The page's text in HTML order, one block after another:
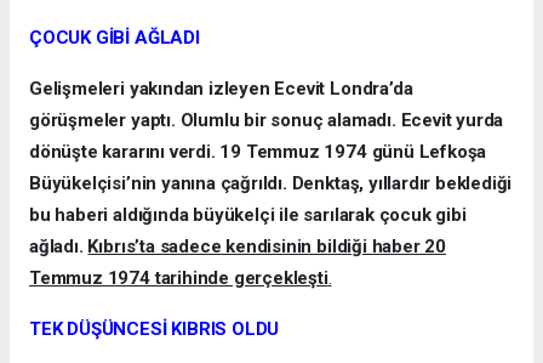
ÇOCUK GİBİ AĞLADI
Gelişmeleri yakından izleyen Ecevit Londra’da
görüşmeler yaptı. Olumlu bir sonuç alamadı. Ecevit yurda
dönüşte kararını verdi. 19 Temmuz 1974 günü Lefkoşa
Büyükelçisi’nin yanına çağrıldı. Denktaş, yıllardır beklediği
bu haberi aldığında büyükelçi ile sarılarak çocuk gibi
ağladı. Kıbrıs’ta sadece kendisinin bildiği haber 20
Temmuz 1974 tarihinde gerçekleşti.
TEK DÜŞÜNCESİ KIBRIS OLDU